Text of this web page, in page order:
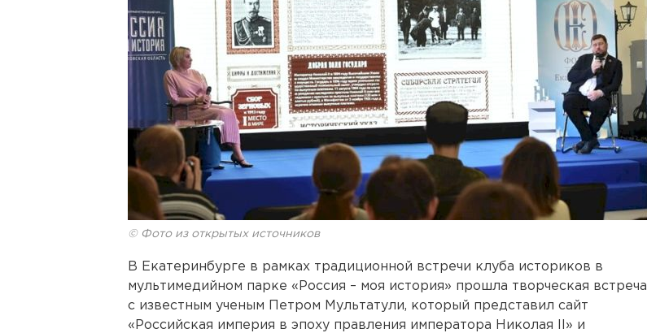
© Фото из открытых источников
В Екатеринбурге в рамках традиционной встречи клуба историков в
мультимедийном парке «Россия – моя история» прошла творческая встреча
с известным ученым Петром Мультатули, который представил сайт
«Российская империя в эпоху правления императора Николая II» и